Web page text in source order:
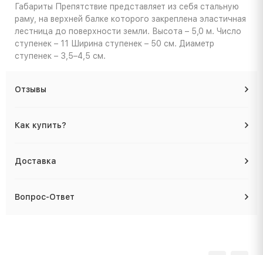
Габариты Препятствие представляет из себя стальную
раму, на верхней балке которого закреплена эластичная
лестница до поверхности земли. Высота – 5,0 м. Число
ступенек – 11 Ширина ступенек – 50 см. Диаметр
ступенек – 3,5–4,5 см.
Отзывы
Как купить?
Доставка
Вопрос-Ответ